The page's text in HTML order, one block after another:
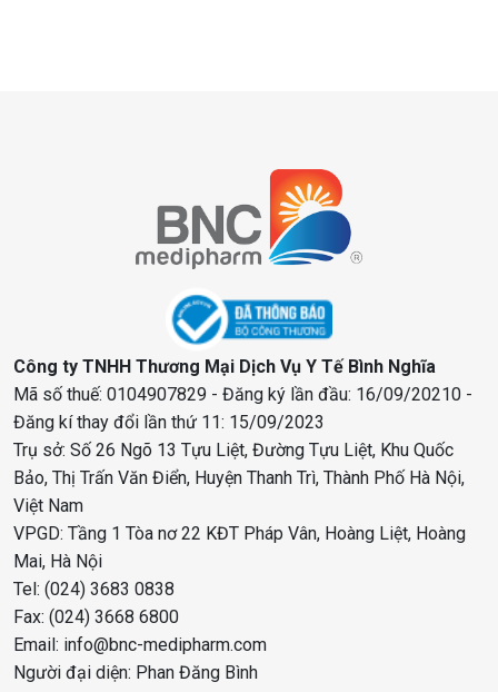
Công ty TNHH Thương Mại Dịch Vụ Y Tế Bình Nghĩa
Mã số thuế: 0104907829 - Đăng ký lần đầu: 16/09/20210 -
Đăng kí thay đổi lần thứ 11: 15/09/2023
Trụ sở: Số 26 Ngõ 13 Tựu Liệt, Đường Tựu Liệt, Khu Quốc
Bảo, Thị Trấn Văn Điển, Huyện Thanh Trì, Thành Phố Hà Nội,
Việt Nam
VPGD: Tầng 1 Tòa nơ 22 KĐT Pháp Vân, Hoàng Liệt, Hoàng
Mai, Hà Nội
Tel: (024) 3683 0838
Fax: (024) 3668 6800
Email: info@bnc-medipharm.com
Người đại diện: Phan Đăng Bình